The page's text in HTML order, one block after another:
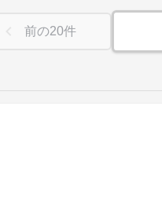
前の20件